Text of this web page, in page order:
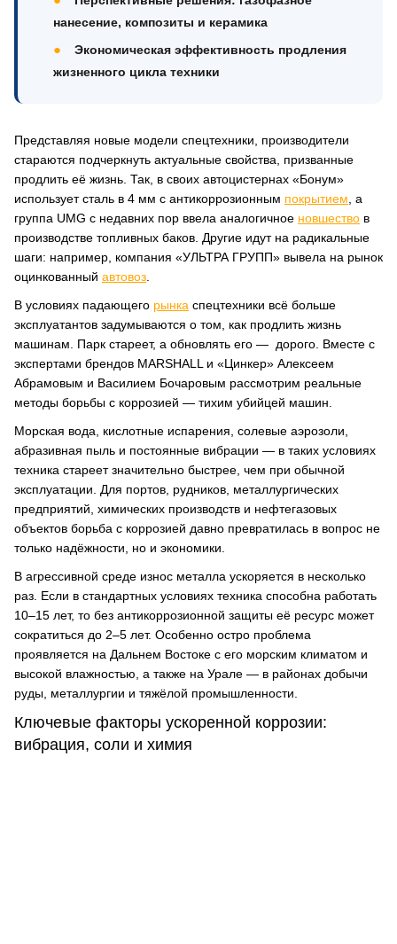
нанесение, композиты и керамика
Экономическая эффективность продления
жизненного цикла техники
Представляя новые модели спецтехники, производители
стараются подчеркнуть актуальные свойства, призванные
продлить её жизнь. Так, в своих автоцистернах «Бонум»
использует сталь в 4 мм с антикоррозионным покрытием , а
группа UMG с недавних пор ввела аналогичное новшество в
производстве топливных баков. Другие идут на радикальные
шаги: например, компания «УЛЬТРА ГРУПП» вывела на рынок
оцинкованный автовоз
В условиях падающего рынка спецтехники всё больше
эксплуатантов задумываются о том, как продлить жизнь
машинам. Парк стареет, а обновлять его — дорого. Вместе с
экспертами брендов MARSHALL и «Цинкер» Алексеем
Абрамовым и Василием Бочаровым рассмотрим реальные
методы борьбы с коррозией — тихим убийцей машин.
Морская вода, кислотные испарения, солевые аэрозоли,
абразивная пыль и постоянные вибрации — в таких условиях
техника стареет значительно быстрее, чем при обычной
эксплуатации. Для портов, рудников, металлургических
предприятий, химических производств и нефтегазовых
объектов борьба с коррозией давно превратилась в вопрос не
только надёжности, но и экономики.
В агрессивной среде износ металла ускоряется в несколько
раз. Если в стандартных условиях техника способна работать
10–15 лет, то без антикоррозионной защиты её ресурс может
сократиться до 2–5 лет. Особенно остро проблема
проявляется на Дальнем Востоке с его морским климатом и
высокой влажностью, а также на Урале — в районах добычи
руды, металлургии и тяжёлой промышленности.
Ключевые факторы ускоренной коррозии:
вибрация, соли и химия